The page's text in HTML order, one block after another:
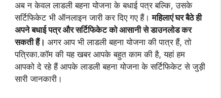
अब न केवल लाडली बहना योजना के बधाई पत्र बल्कि, उसके
सर्टिफिकेट भी ऑनलाइन जारी कर दिए गए हैं।महिलाएं घर बैठे ही
अपने बधाई पत्र और सर्टिफिकेट को आसानी से डाउनलोड कर
सकती हैं। अगर आप भी लाडली बहना योजना की पात्र हैं, तो
पत्रिका.कॉम की यह खबर आपके बहुत काम की है, यहां हम
आपको दे रहे हैं आपके लाडली बहना योजना के सर्टिफिकेट से जुड़ी
सारी जानकारी।